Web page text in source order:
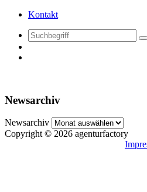
Kontakt
Newsarchiv
Newsarchiv
Copyright © 2026 agenturfactory